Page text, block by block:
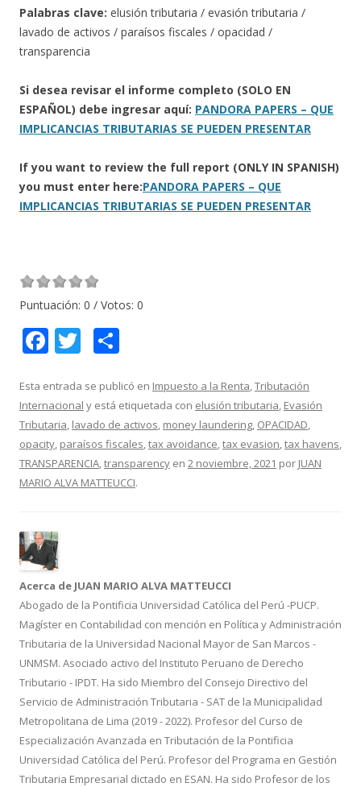
Palabras clave: elusión tributaria / evasión tributaria /
lavado de activos / paraísos fiscales / opacidad /
transparencia
Si desea revisar el informe completo (SOLO EN
ESPAÑOL) debe ingresar aquí: PANDORA PAPERS – QUE
IMPLICANCIAS TRIBUTARIAS SE PUEDEN PRESENTAR
If you want to review the full report (ONLY IN SPANISH)
you must enter here:PANDORA PAPERS – QUE
IMPLICANCIAS TRIBUTARIAS SE PUEDEN PRESENTAR
Puntuación: 0 / Votos: 0
F
e
b
o
o
k
T
itt
er
m
p
ar
ti
r
Esta entrada se publicó en Impuesto a la Renta,Tributación
Internacional y está etiquetada con elusión tributaria, Evasión
Tributaria, lavado de activos, money laundering, OPACIDAD,
opacity, paraísos fiscales,tax avoidance,tax evasion,tax havens,
TRANSPARENCIA,transparency en 2 noviembre, 2021 por JUAN
MARIO ALVA MATTEUCCI.
Acerca de JUAN MARIO ALVA MATTEUCCI
Abogado de la Pontificia Universidad Católica del Perú -PUCP.
Magíster en Contabilidad con mención en Política y Administración
Tributaria de la Universidad Nacional Mayor de San Marcos -
UNMSM. Asociado activo del Instituto Peruano de Derecho
Tributario - IPDT. Ha sido Miembro del Consejo Directivo del
Servicio de Administración Tributaria - SAT de la Municipalidad
Metropolitana de Lima (2019 - 2022). Profesor del Curso de
Especialización Avanzada en Tributación de la Pontificia
Universidad Católica del Perú. Profesor del Programa en Gestión
Tributaria Empresarial dictado en ESAN. Ha sido Profesor de los